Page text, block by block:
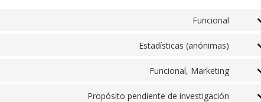
Funcional
Estadísticas (anónimas)
Funcional, Marketing
Propósito pendiente de investigación